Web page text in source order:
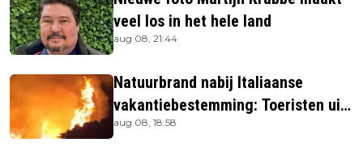
veel los in het hele land
aug 08, 21:44
Natuurbrand nabij Italiaanse
vakantiebestemming: Toeristen uit
verblijven gehaald
aug 08, 18:58